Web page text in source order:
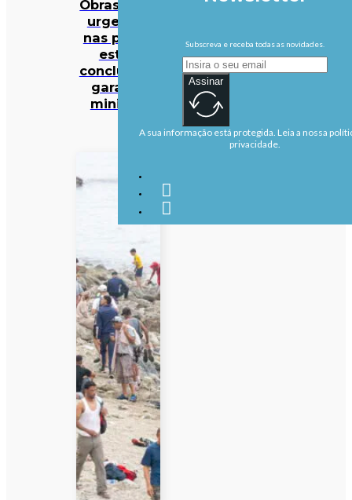
Obras mais
urgentes
nas praias
estão
concluídas,
garante
ministra
Subscreva e receba todas as novidades.
Assinar
A sua informação está protegida. Leia a nossa
privacidade.